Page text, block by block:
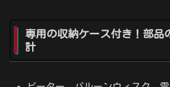
専用の収納ケース付き！部品
計